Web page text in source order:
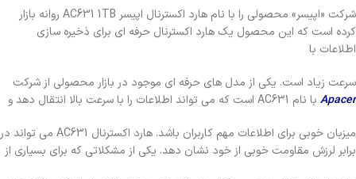
شرکت «اپیسر» محصولی را با نام هارد اکسترنال اپیسر AC631 1TB روانه بازار
کرده است که این محصول یک هارد اکسترنال حرفه‌ ای برای ذخیره‌ سازی
اطلاعات با
سرعت زیاد است. یکی از مدل‌ های حرفه ‌ای موجود در بازار محصولی از شرکت
Apacer با نام AC631 است که می‌ تواند اطلاعات را با سرعت بالا انتقال دهد و
میزبان خوبی برای اطلاعات مهم کاربران باشد. هارد اکسترنال AC631 می ‌تواند در
برابر لرزش مقاومت خوبی از خود نشان دهد. یکی از مشکلاتی که برای بسیاری از